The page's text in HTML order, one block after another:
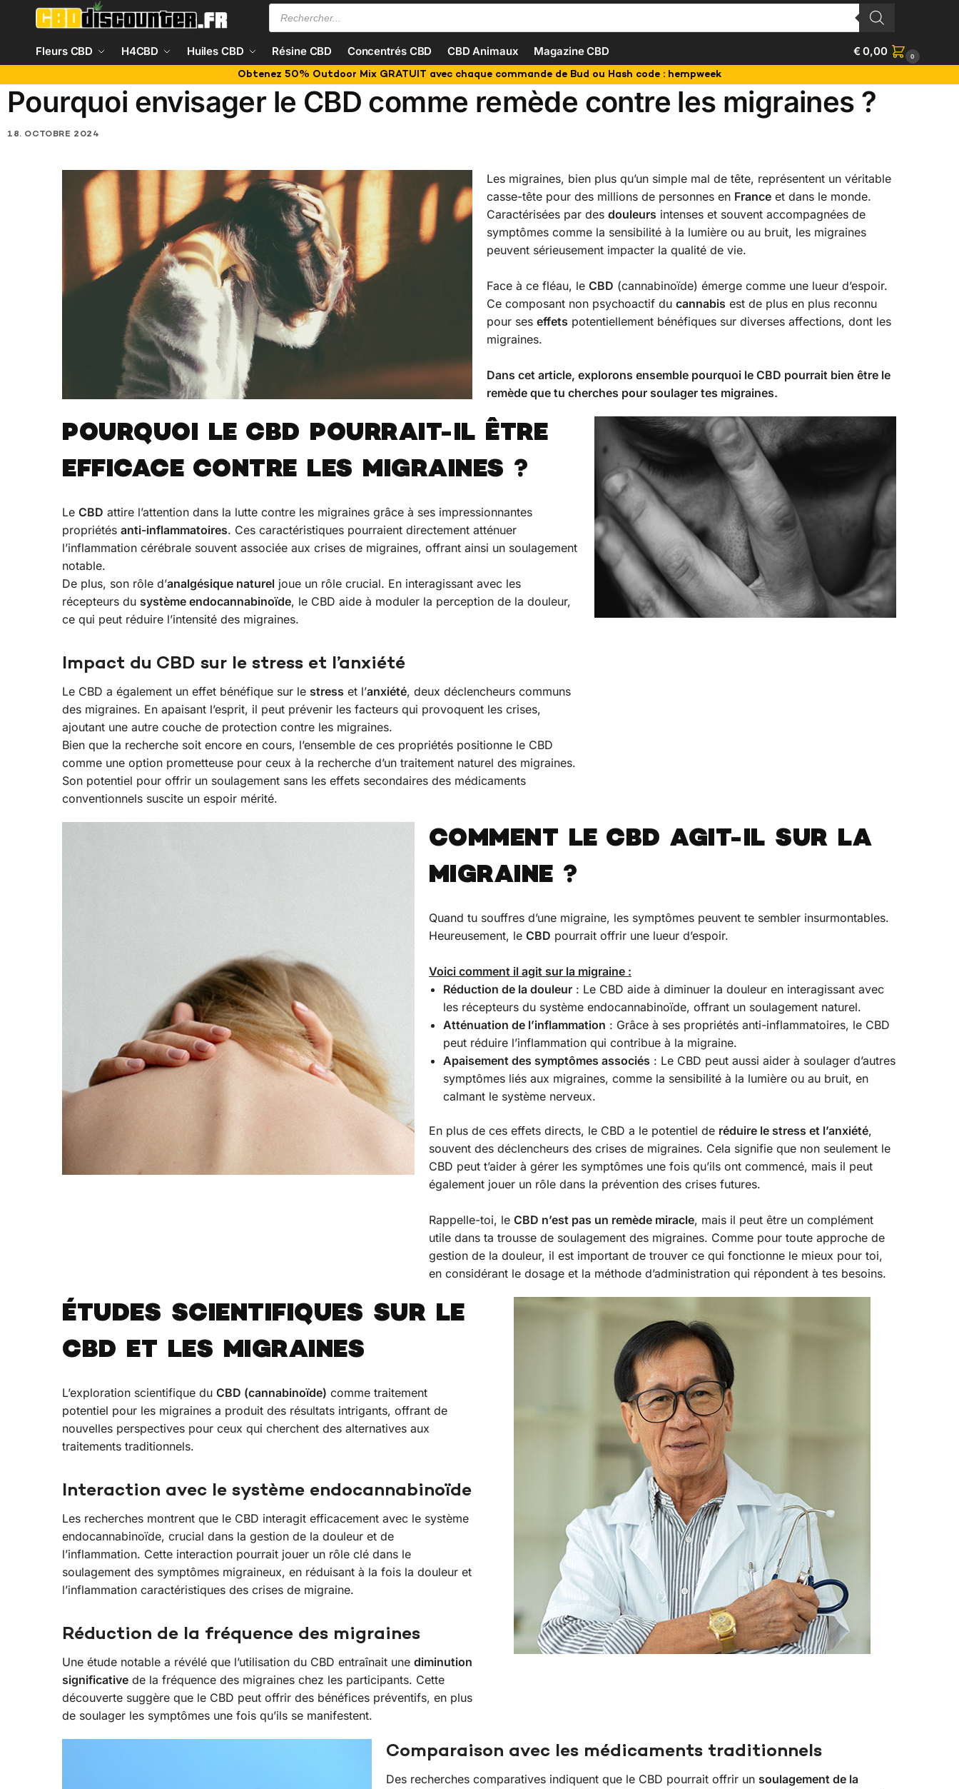
Fleurs CBD H4CBD Huiles CBD Résine CBD Concentrés CBD CBD Animaux Magazine CBD €0,00 0
Obtenez 50% Outdoor Mix GRATUIT avec chaque commande de Bud ou Hash code : hempweek
Pourquoi envisager le CBD comme remède contre les migraines ?
18. OCTOBRE 2024
Les migraines, bien plus qu’un simple mal de tête, représentent un véritable
casse-tête pour des millions de personnes en France et dans le monde.
Caractérisées par des douleurs intenses et souvent accompagnées de
symptômes comme la sensibilité à la lumière ou au bruit, les migraines
peuvent sérieusement impacter la qualité de vie.
Face à ce fléau, le CBD (cannabinoïde) émerge comme une lueur d’espoir.
Ce composant non psychoactif du cannabis est de plus en plus reconnu
pour ses effets potentiellement bénéfiques sur diverses affections, dont les
migraines.
Dans cet article, explorons ensemble pourquoi le CBD pourrait bien être le
remède que tu cherches pour soulager tes migraines.
POURQUOI LE CBD POURRAIT-IL ÊTRE
EFFICACE CONTRE LES MIGRAINES ?
Le CBD attire l’attention dans la lutte contre les migraines grâce à ses impressionnantes
propriétés anti-inflammatoires. Ces caractéristiques pourraient directement atténuer
l’inflammation cérébrale souvent associée aux crises de migraines, offrant ainsi un soulagement
notable.
De plus, son rôle d’analgésique naturel joue un rôle crucial. En interagissant avec les
récepteurs du système endocannabinoïde, le CBD aide à moduler la perception de la douleur,
ce qui peut réduire l’intensité des migraines.
Impact du CBD sur le stress et l’anxiété
Le CBD a également un effet bénéfique sur le stress et l’anxiété, deux déclencheurs communs
des migraines. En apaisant l’esprit, il peut prévenir les facteurs qui provoquent les crises,
ajoutant une autre couche de protection contre les migraines.
Bien que la recherche soit encore en cours, l’ensemble de ces propriétés positionne le CBD
comme une option prometteuse pour ceux à la recherche d’un traitement naturel des migraines.
Son potentiel pour offrir un soulagement sans les effets secondaires des médicaments
conventionnels suscite un espoir mérité.
COMMENT LE CBD AGIT-IL SUR LA
MIGRAINE ?
Quand tu souffres d’une migraine, les symptômes peuvent te sembler insurmontables.
Heureusement, le CBD pourrait offrir une lueur d’espoir.
Voici comment il agit sur la migraine :
Réduction de la douleur: Le CBD aide à diminuer la douleur en interagissant avec
les récepteurs du système endocannabinoïde, offrant un soulagement naturel.
Atténuation de l’inflammation : Grâce à ses propriétés anti-inflammatoires, le CBD
peut réduire l’inflammation qui contribue à la migraine.
Apaisement des symptômes associés : Le CBD peut aussi aider à soulager d’autres
symptômes liés aux migraines, comme la sensibilité à la lumière ou au bruit, en
calmant le système nerveux.
En plus de ces effets directs, le CBD a le potentiel de réduire le stress et l’anxiété,
souvent des déclencheurs des crises de migraines. Cela signifie que non seulement le
CBD peut t’aider à gérer les symptômes une fois qu’ils ont commencé, mais il peut
également jouer un rôle dans la prévention des crises futures.
Rappelle-toi, le CBD n’est pas un remède miracle, mais il peut être un complément
utile dans ta trousse de soulagement des migraines. Comme pour toute approche de
gestion de la douleur, il est important de trouver ce qui fonctionne le mieux pour toi,
en considérant le dosage et la méthode d’administration qui répondent à tes besoins.
ÉTUDES SCIENTIFIQUES SUR LE
CBD ET LES MIGRAINES
L’exploration scientifique du CBD (cannabinoïde) comme traitement
potentiel pour les migraines a produit des résultats intrigants, offrant de
nouvelles perspectives pour ceux qui cherchent des alternatives aux
traitements traditionnels.
Interaction avec le système endocannabinoïde
Les recherches montrent que le CBD interagit efficacement avec le système
endocannabinoïde, crucial dans la gestion de la douleur et de
l’inflammation. Cette interaction pourrait jouer un rôle clé dans le
soulagement des symptômes migraineux, en réduisant à la fois la douleur et
l’inflammation caractéristiques des crises de migraine.
Réduction de la fréquence des migraines
Une étude notable a révélé que l’utilisation du CBD entraînait une diminution
significative de la fréquence des migraines chez les participants. Cette
découverte suggère que le CBD peut offrir des bénéfices préventifs, en plus
de soulager les symptômes une fois qu’ils se manifestent.
Comparaison avec les médicaments traditionnels
Des recherches comparatives indiquent que le CBD pourrait offrir un soulagement de la